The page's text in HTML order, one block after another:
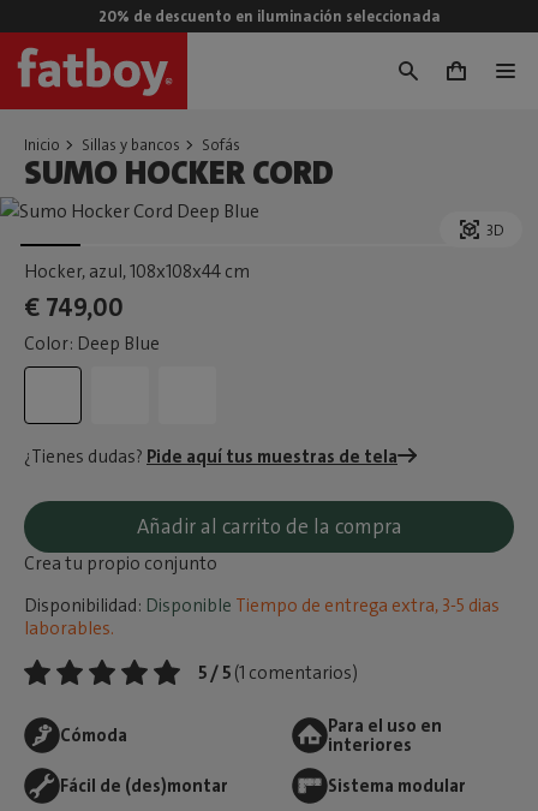
20% de descuento en iluminación seleccionada
0
Inicio Sillas y bancos Sofás
SUMO HOCKER CORD
3D
Hocker, azul, 108x108x44 cm
€ 749,00
Color: Deep Blue
¿Tienes dudas? Pide aquí tus muestras de tela
Añadir al carrito de la compra
Crea tu propio conjunto
Disponibilidad: Disponible Tiempo de entrega extra, 3-5 dias
laborables.
5 / 5 (1 comentarios)
Cómoda
Para el uso en
interiores
Fácil de (des)montar
Sistema modular